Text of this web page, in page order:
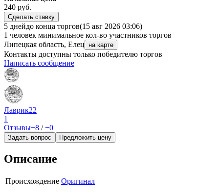
240 руб.
Сделать ставку
5 днейдо конца торгов(15 авг 2026 03:06)
1 человек минимальное кол-во участников торгов
Липецкая область, Елец
на карте
Контакты доступны только победителю торгов
Написать сообщение
Лаврик22
1
Отзывы+8 /−0
Задать вопрос Предложить цену
Описание
Происхождение Оригинал